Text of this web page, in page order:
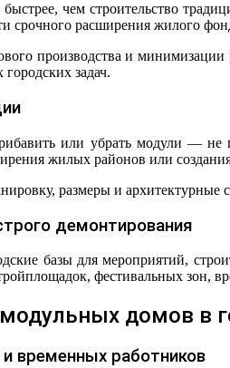
чем строительство
срочного расширения жилого
производства и
задач.
или убрать модули —
жилых районов или
размеры и
демонтирования
базы для мероприятий,
фестивальных зон,
домов в
временных работников